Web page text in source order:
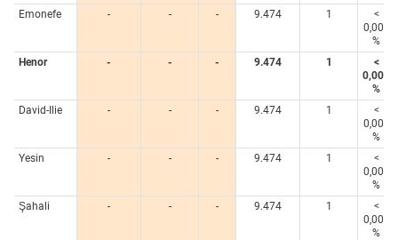
Emonefe
- - - 9.474 1
<
0,005
%
Henor
- - - 9.474 1
<
0,005
%
David-Ilie
- - - 9.474 1
<
0,005
%
Yesin
- - - 9.474 1
<
0,005
%
Şahali
- - - 9.474 1
<
0,005
%